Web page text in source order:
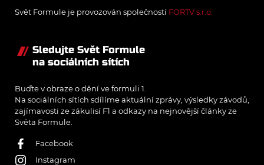
Svět Formule je provozován společností FORTV s.r.o.
Sledujte Svět Formule
na sociálních sítích
Buďte v obraze o dění ve formuli 1.
Na sociálních sítích sdílíme aktuální zprávy, výsledky závodů,
zajímavosti ze zákulisí F1 a odkazy na nejnovější články ze
Světa Formule.
Facebook
Instagram